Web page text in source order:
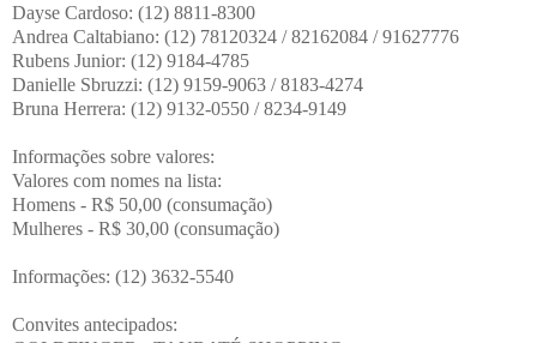
Dayse Cardoso: (12) 8811-8300
Andrea Caltabiano: (12) 78120324 / 82162084 / 91627776
Rubens Junior: (12) 9184-4785
Danielle Sbruzzi: (12) 9159-9063 / 8183-4274
Bruna Herrera: (12) 9132-0550 / 8234-9149
Informações sobre valores:
Valores com nomes na lista:
Homens - R$ 50,00 (consumação)
Mulheres - R$ 30,00 (consumação)
Informações: (12) 3632-5540
Convites antecipados: